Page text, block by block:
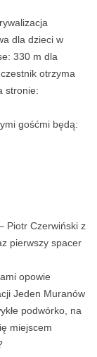
dla dzieci w
330 m dla
otrzyma
stronie:
gośćmi będą:
Piotr Czerwiński z
pierwszy spacer
opowie
Jeden Muranów
podwórko, na
miejscem